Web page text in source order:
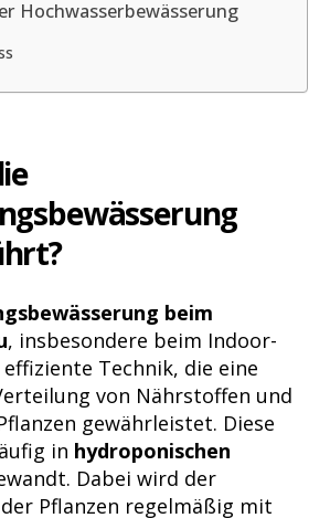
Hochwasserbewässerung
beim
, insbesondere beim Indoor-
Technik, die eine
von Nährstoffen und
gewährleistet. Diese
in hydroponischen
Dabei wird der
Pflanzen regelmäßig mit